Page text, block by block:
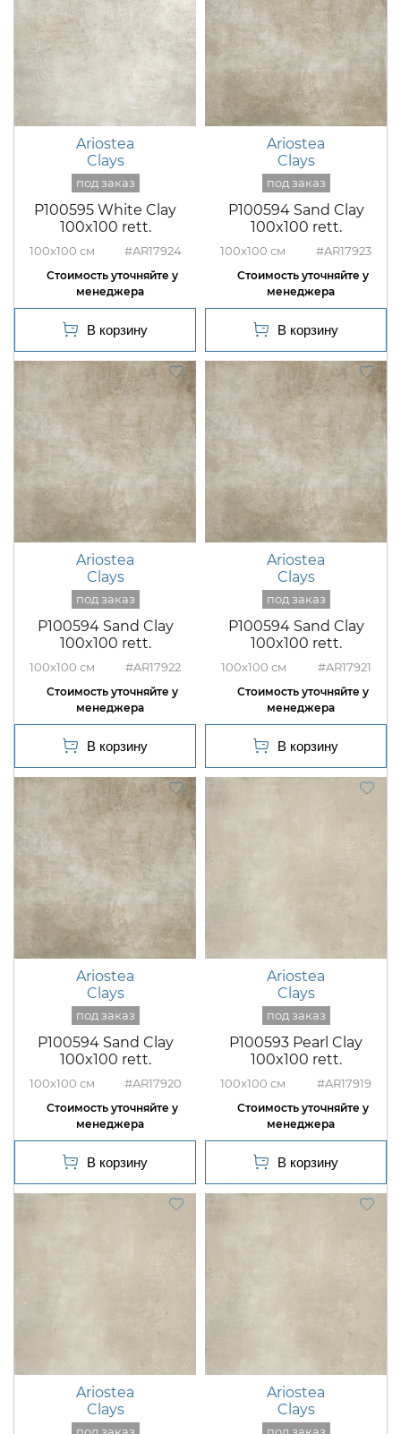
Ariostea
Clays
P100595 White Clay
100x100 rett.
100x100 #AR17924
Ariostea
Clays
P100594 Sand Clay
100x100 rett.
100x100 #AR17923
Ariostea
Clays
P100594 Sand Clay
100x100 rett.
100x100 #AR17922
Ariostea
Clays
P100594 Sand Clay
100x100 rett.
100x100 #AR17921
Ariostea
Clays
P100594 Sand Clay
100x100 rett.
100x100 #AR17920
Ariostea
Clays
P100593 Pearl Clay
100x100 rett.
100x100 #AR17919
Ariostea
Clays
Ariostea
Clays